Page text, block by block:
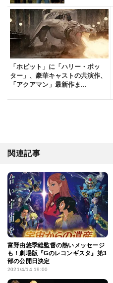
「ホビット」に「ハリー・ポッ
ター」、豪華キャストの共演作、
「アクアマン」最新作ま...
関連記事
富野由悠季総監督の熱いメッセージ
も！劇場版『Gのレコンギスタ』第3
部の公開日決定
2021/4/14 19:00